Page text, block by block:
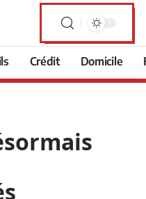
Crédit Domicile